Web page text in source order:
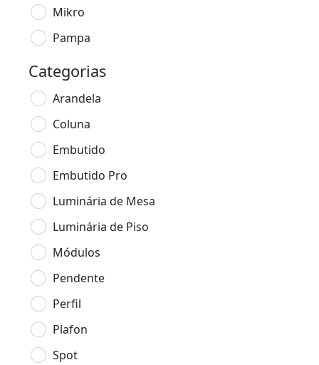
Mikro
Pampa
Categorias
Arandela
Coluna
Embutido
Embutido Pro
Luminária de Mesa
Luminária de Piso
Módulos
Pendente
Perfil
Plafon
Spot